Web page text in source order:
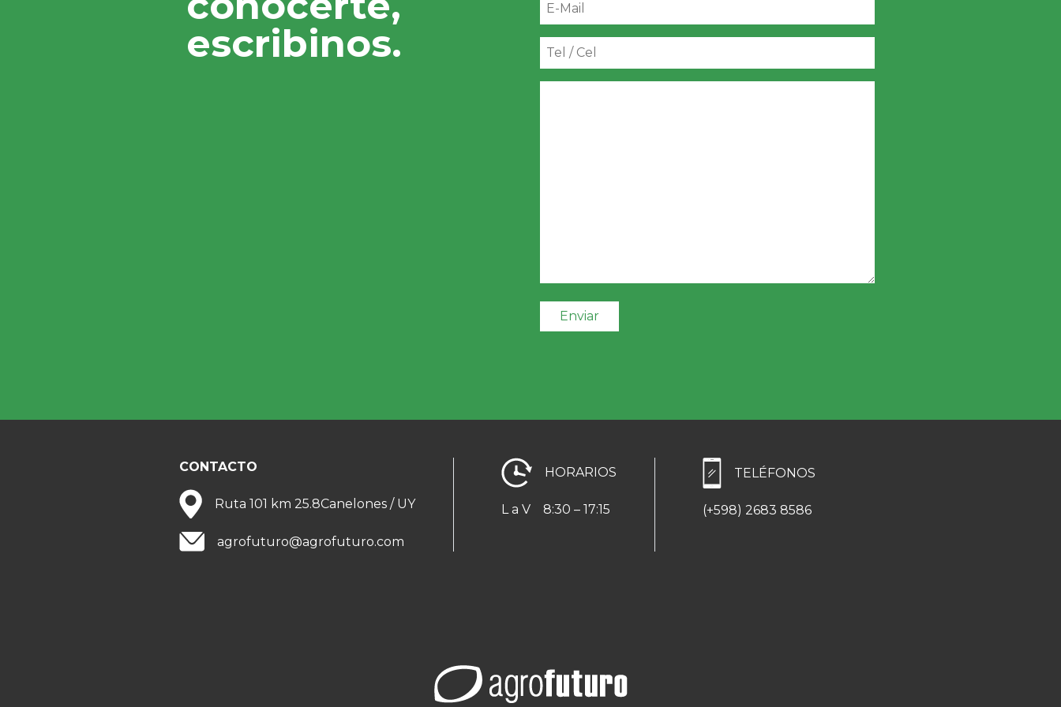
escribinos.
CONTACTO
Ruta 101 km 25.8Canelones / UY
agrofuturo@agrofuturo.com
HORARIOS
L a V 8:30 – 17:15
TELÉFONOS
(+598) 2683 8586